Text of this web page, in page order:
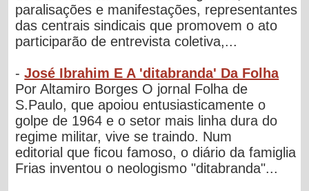
paralisações e manifestações, representantes
das centrais sindicais que promovem o ato
participarão de entrevista coletiva,...
-José Ibrahim E A 'ditabranda' Da Folha
Por Altamiro Borges O jornal Folha de
S.Paulo, que apoiou entusiasticamente o
golpe de 1964 e o setor mais linha dura do
regime militar, vive se traindo. Num
editorial que ficou famoso, o diário da famiglia
Frias inventou o neologismo "ditabranda"...